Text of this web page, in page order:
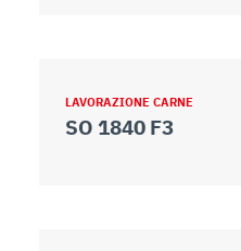
LAVORAZIONE CARNE
SO 1840 F3